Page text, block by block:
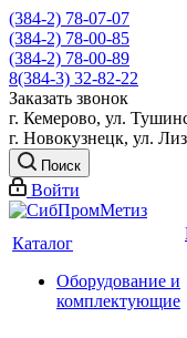
(384-2) 78-07-07
(384-2) 78-00-85
(384-2) 78-00-89
8(384-3) 32-82-22
Заказать звонок
г. Кемерово, ул.
г. Новокузнецк, ул.
Поиск
Войти
Каталог
Оборудование и
комплектующие